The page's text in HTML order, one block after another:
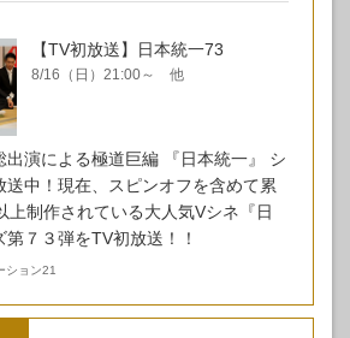
【TV初放送】日本統一73
8/16（日）21:00～ 他
出演による極道巨編 『日本統一』 シ
送中！現在、スピンオフを含めて累
上制作されている大人気Vシネ『日
７３弾をTV初放送！！
ション21